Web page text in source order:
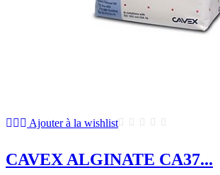
Ajouter à la wishlist
CAVEX ALGINATE CA37...